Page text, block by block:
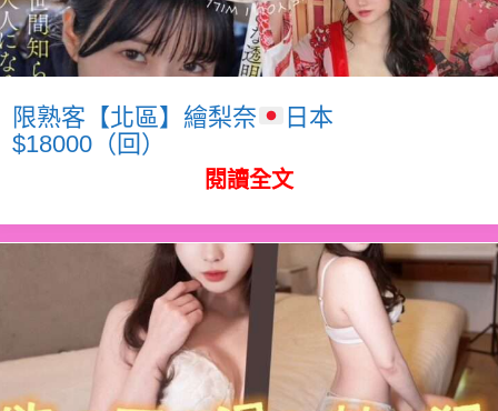
限熟客【北區】繪梨奈
日本
$18000（回）
閱讀全文